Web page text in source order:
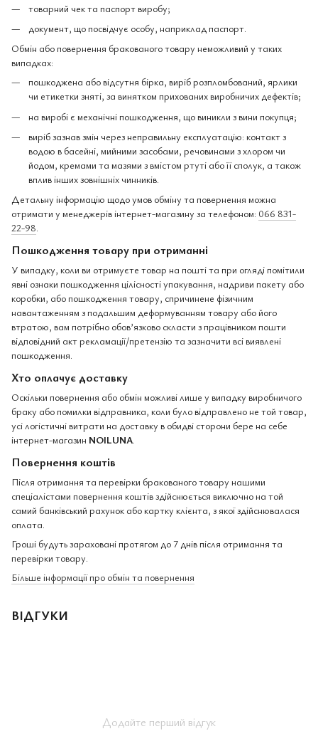
товарний чек та паспорт виробу;
документ, що посвідчує особу, наприклад паспорт.
Обмін або повернення бракованого товару неможливий у таких
випадках:
пошкоджена або відсутня бірка, виріб розпломбований, ярлики
чи етикетки зняті, за винятком прихованих виробничих дефектів;
на виробі є механічні пошкодження, що виникли з вини покупця;
виріб зазнав змін через неправильну експлуатацію: контакт з
водою в басейні, мийними засобами, речовинами з хлором чи
йодом, кремами та мазями з вмістом ртуті або її сполук, а також
вплив інших зовнішніх чинників.
Детальну інформацію щодо умов обміну та повернення можна
отримати у менеджерів інтернет-магазину за телефоном: 066 831-
22-98.
Пошкодження товару при отриманні
У випадку, коли ви отримуєте товар на пошті та при огляді помітили
явні ознаки пошкодження цілісності упакування, надриви пакету або
коробки, або пошкодження товару, спричинене фізичним
навантаженням з подальшим деформуванням товару або його
втратою, вам потрібно обов’язково скласти з працівником пошти
відповідний акт рекламації/претензію та зазначити всі виявлені
пошкодження.
Хто оплачує доставку
Оскільки повернення або обмін можливі лише у випадку виробничого
браку або помилки відправника, коли було відправлено не той товар,
усі логістичні витрати на доставку в обидві сторони бере на себе
інтернет-магазин NOILUNA.
Повернення коштів
Після отримання та перевірки бракованого товару нашими
спеціалістами повернення коштів здійснюється виключно на той
самий банківський рахунок або картку клієнта, з якої здійснювалася
оплата.
Гроші будуть зараховані протягом до 7 днів після отримання та
перевірки товару.
Більше інформації про обмін та повернення
ВІДГУКИ
Додайте перший відгук